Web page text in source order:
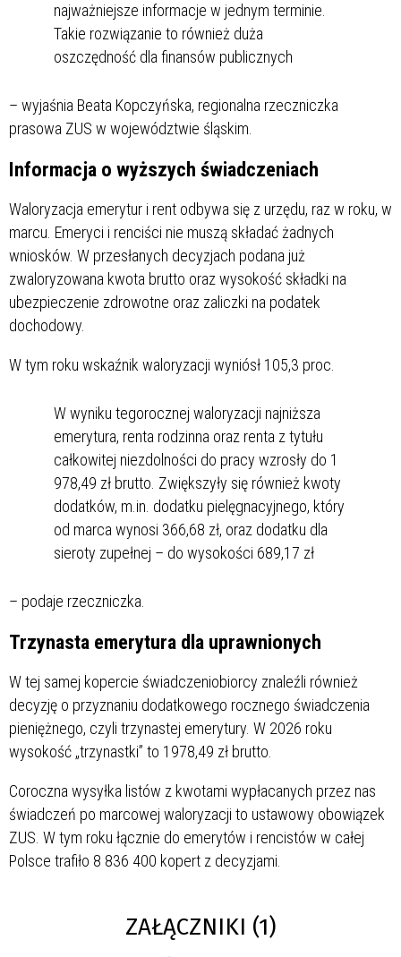
najważniejsze informacje w jednym terminie.
Takie rozwiązanie to również duża
oszczędność dla finansów publicznych
– wyjaśnia Beata Kopczyńska, regionalna rzeczniczka
prasowa ZUS w województwie śląskim.
Informacja o wyższych świadczeniach
Waloryzacja emerytur i rent odbywa się z urzędu, raz w roku, w
marcu. Emeryci i renciści nie muszą składać żadnych
wniosków. W przesłanych decyzjach podana już
zwaloryzowana kwota brutto oraz wysokość składki na
ubezpieczenie zdrowotne oraz zaliczki na podatek
dochodowy.
W tym roku wskaźnik waloryzacji wyniósł 105,3 proc.
W wyniku tegorocznej waloryzacji najniższa
emerytura, renta rodzinna oraz renta z tytułu
całkowitej niezdolności do pracy wzrosły do 1
978,49 zł brutto. Zwiększyły się również kwoty
dodatków, m.in. dodatku pielęgnacyjnego, który
od marca wynosi 366,68 zł, oraz dodatku dla
sieroty zupełnej – do wysokości 689,17 zł
– podaje rzeczniczka.
Trzynasta emerytura dla uprawnionych
W tej samej kopercie świadczeniobiorcy znaleźli również
decyzję o przyznaniu dodatkowego rocznego świadczenia
pieniężnego, czyli trzynastej emerytury. W 2026 roku
wysokość „trzynastki” to 1978,49 zł brutto.
Coroczna wysyłka listów z kwotami wypłacanych przez nas
świadczeń po marcowej waloryzacji to ustawowy obowiązek
ZUS. W tym roku łącznie do emerytów i rencistów w całej
Polsce trafiło 8 836 400 kopert z decyzjami.
ZAŁĄCZNIKI (1)